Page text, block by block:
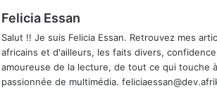
Felicia Essan
Salut !! Je suis Felicia Essan. Retrouvez mes
africains et d'ailleurs, les faits divers,
amoureuse de la lecture, de tout ce qui touche
passionnée de multimédia.